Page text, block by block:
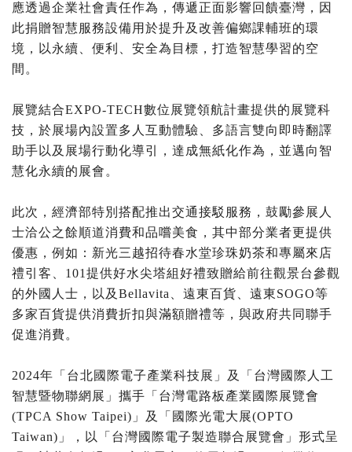
應透過企業社會責任作為，傳遞正面影響回饋臺灣，因
此捐贈智慧服務設備用於提升及改善偏鄉課輔班的環
境，以永續、便利、安全為目標，打造智慧學習的空
間。
展覽結合EXPO-TECH數位展覽領航計畫提供的展覽科
技，於展場內設置多人互動體驗、多語言雙向即時翻譯
助手以及展場行動化導引，達成無紙化作為，並邁向智
慧化永續的展會。
此次，經濟部特別搭配推出交通接駁服務，鼓勵參展人
士洽公之餘順道消費和品嚐美食，其中部分業者更提供
優惠，例如：新光三越招待春水堂珍珠奶茶和專屬來店
禮引客、101提供好水尖塔組好禮致贈給前往觀景台參觀
的外國人士，以及Bellavita、遠東百貨、遠東SOGO等
多家百貨提供消費折扣與滿額贈禮等，與政府共同聯手
促進消費。
2024年「台北國際電子產業科技展」及「台灣國際人工
智慧暨物聯網展」攜手「台灣電路板產業國際展覽會
(TPCA Show Taipei)」及「國際光電大展(OPTO
Taiwan)」，以「台灣國際電子製造聯合展覽會」形式呈